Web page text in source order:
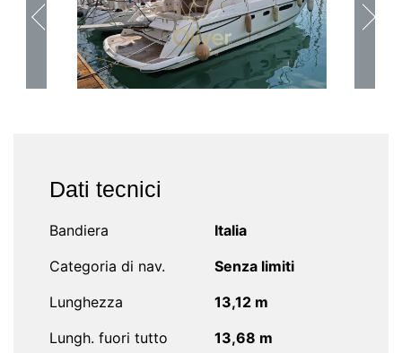
Dati tecnici
Bandiera
Italia
Categoria di nav.
Senza limiti
Lunghezza
13,12 m
Lungh. fuori tutto
13,68 m